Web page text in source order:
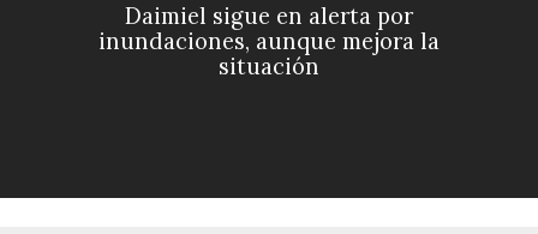
Daimiel sigue en alerta por
inundaciones, aunque mejora la
situación